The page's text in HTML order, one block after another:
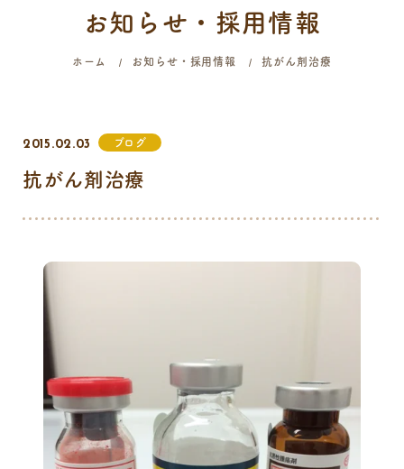
058-214-4071
9:00 - 12:00
16:00 - 19:00
お知らせ・採用情報
ホーム お知らせ・採用情報 抗がん剤治療
2015.02.03 ブログ
抗がん剤治療